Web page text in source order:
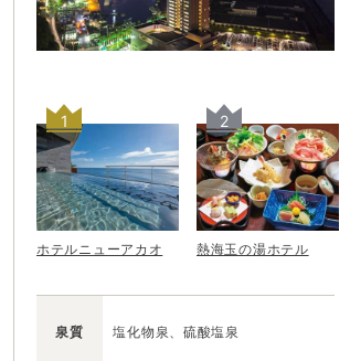
1
ホテルニューアカオ
2
熱海玉の湯ホテル
泉質 塩化物泉、硫酸塩泉